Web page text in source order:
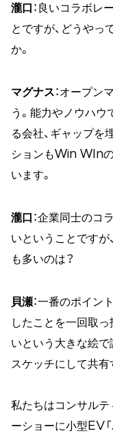
瀧口 ：良いコラボレ
とですが、どうやっ
か。
マグナス：オープン
う。能力やノウハ
る会社、ギャップを
ションもWin WIn
います。
瀧口 ：企業同士のコ
いということですが
も多いのは？
貝瀬：一番のポイン
したことを一回取
いという大きな絵で
スケッチにして共有
私たちはコンサルテ
ーショーに小型EV